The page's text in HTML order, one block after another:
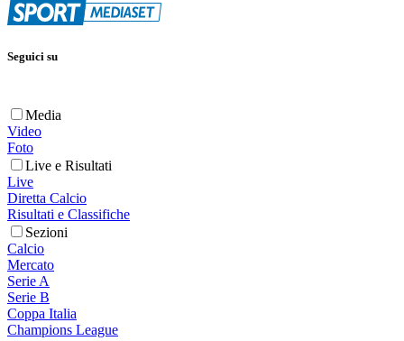
Seguici su
Media
Video
Foto
Live e Risultati
Live
Diretta Calcio
Risultati e Classifiche
Sezioni
Calcio
Mercato
Serie A
Serie B
Coppa Italia
Champions League